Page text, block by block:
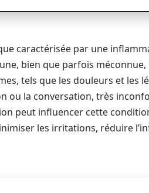
caractérisée par une
bien que parfois
tels que les douleurs et les
ou la conversation, très
peut influencer cette
les irritations, réduire